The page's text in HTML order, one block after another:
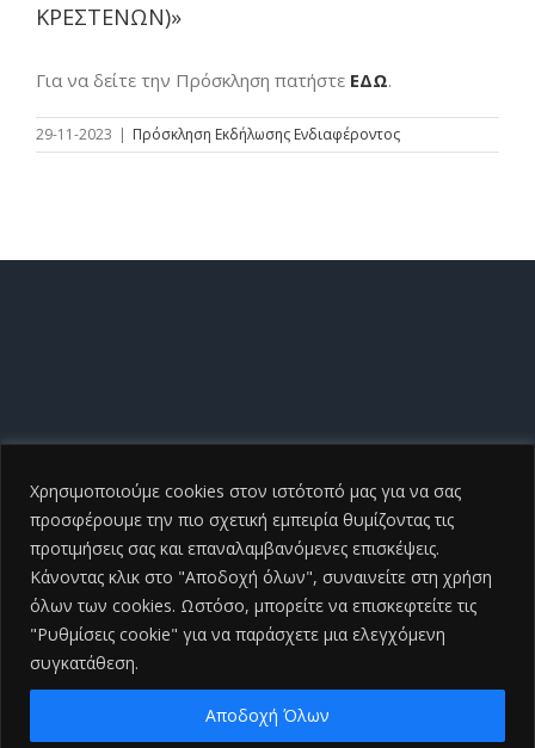
Χρησιμοποιούμε cookies στον ιστότοπό μας για να σας
προσφέρουμε την πιο σχετική εμπειρία θυμίζοντας τις
προτιμήσεις σας και επαναλαμβανόμενες επισκέψεις.
Κάνοντας κλικ στο "Αποδοχή όλων", συναινείτε στη χρήση
όλων των cookies. Ωστόσο, μπορείτε να επισκεφτείτε τις
"Ρυθμίσεις cookie" για να παράσχετε μια ελεγχόμενη
συγκατάθεση.
Αποδοχή Όλων
ΚΡΕΣΤΕΝΩΝ)»
Για να δείτε την Πρόσκληση πατήστε ΕΔΩ.
29-11-2023 | Πρόσκληση Εκδήλωσης Ενδιαφέροντος
Copyright ©2026 Γενικό Νοσοκομείο Ηλείας |All Rights
2026 | Developed by